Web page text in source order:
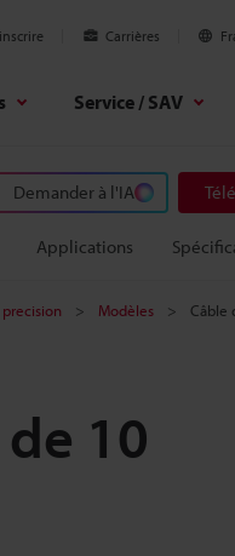
Carrières
Service / SAV
Demander à l'IA
Applications
Modèles Câble
10